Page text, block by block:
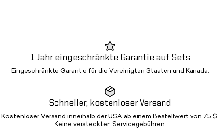
1 Jahr eingeschränkte Garantie auf Sets
Eingeschränkte Garantie für die Vereinigten Staaten und Kanada.
Schneller, kostenloser Versand
Kostenloser Versand innerhalb der USA ab einem Bestellwert von 75 $.
Keine versteckten Servicegebühren.